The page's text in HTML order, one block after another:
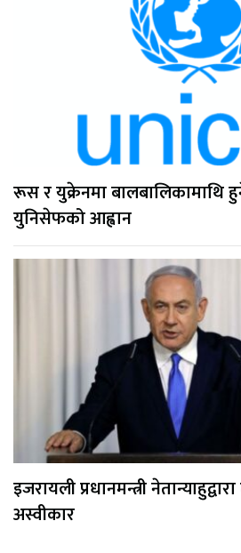
रूस र युक्रेनमा बालबालिकामाथि
युनिसेफको आह्वान
इजरायली प्रधानमन्त्री
अस्वीकार